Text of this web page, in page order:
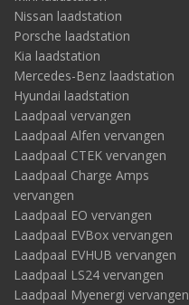
Nissan laadstation
Porsche laadstation
Kia laadstation
Mercedes-Benz laadstation
Hyundai laadstation
Laadpaal vervangen
Laadpaal Alfen vervangen
Laadpaal CTEK vervangen
Laadpaal Charge Amps
vervangen
Laadpaal EO vervangen
Laadpaal EVBox vervangen
Laadpaal EVHUB vervangen
Laadpaal LS24 vervangen
Laadpaal Myenergi vervangen